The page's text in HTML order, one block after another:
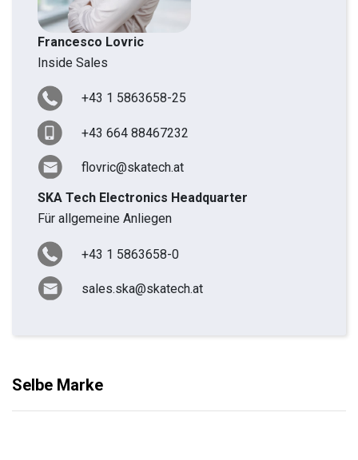
Francesco Lovric
Inside Sales
+43 1 5863658-25
+43 664 88467232
flovric@skatech.at
SKA Tech Electronics Headquarter
Für allgemeine Anliegen
+43 1 5863658-0
sales.ska@skatech.at
Selbe Marke